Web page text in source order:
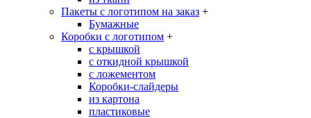
Пакеты с логотипом на заказ +
Бумажные
Коробки с логотипом +
с крышкой
с откидной крышкой
с ложементом
Коробки-слайдеры
из картона
пластиковые